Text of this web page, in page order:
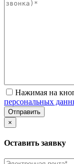
Нажимая на
персональных
Отправить
×
Оставить заявку